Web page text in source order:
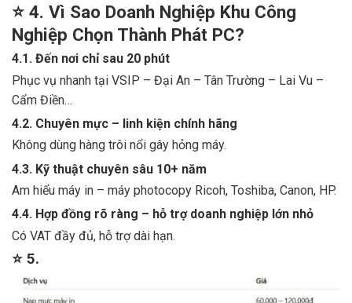
⭐ 4. Vì Sao Doanh Nghiệp Khu Công
Nghiệp Chọn Thành Phát PC?
4.1. Đến nơi chỉ sau 20 phút
Phục vụ nhanh tại VSIP – Đại An – Tân Trường – Lai Vu –
Cẩm Điền…
4.2. Chuyên mực – linh kiện chính hãng
Không dùng hàng trôi nổi gây hỏng máy.
4.3. Kỹ thuật chuyên sâu 10+ năm
Am hiểu máy in – máy photocopy Ricoh, Toshiba, Canon, HP.
4.4. Hợp đồng rõ ràng – hỗ trợ doanh nghiệp lớn nhỏ
Có VAT đầy đủ, hỗ trợ dài hạn.
⭐ 5.